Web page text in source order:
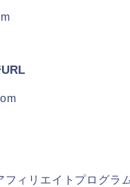
フィリエイトプログラ